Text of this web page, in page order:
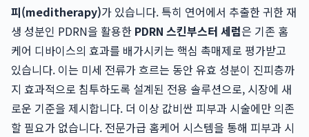
피(meditherapy)가 있습니다. 특히 연어에서 추출한 귀한 재
생 성분인 PDRN을 활용한 PDRN 스킨부스터 세럼은 기존 홈
케어 디바이스의 효과를 배가시키는 핵심 촉매제로 평가받고
있습니다. 이는 미세 전류가 흐르는 동안 유효 성분이 진피층까
지 효과적으로 침투하도록 설계된 전용 솔루션으로, 시장에 새
로운 기준을 제시합니다. 더 이상 값비싼 피부과 시술에만 의존
할 필요가 없습니다. 전문가급 홈케어 시스템을 통해 피부과 시